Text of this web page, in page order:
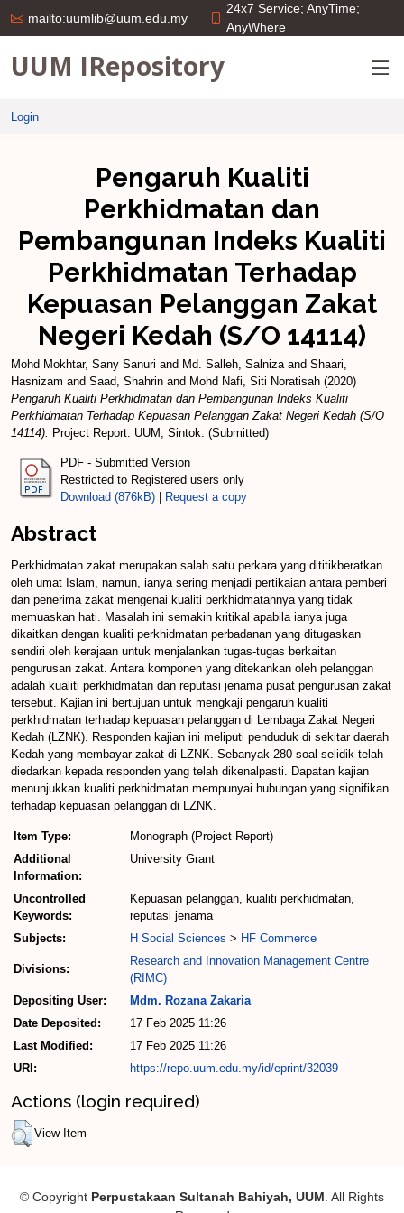
mailto:uumlib@uum.edu.my
24x7 Service; AnyTime;
AnyWhere
UUM IRepository
Login
Pengaruh Kualiti
Perkhidmatan dan
Pembangunan Indeks Kualiti
Perkhidmatan Terhadap
Kepuasan Pelanggan Zakat
Negeri Kedah (S/O 14114)
Mohd Mokhtar, Sany Sanuri and Md. Salleh, Salnizaand Shaari,
Hasnizam and Saad, Shahrin and Mohd Nafi, Siti Noratisah (2020)
Pengaruh Kualiti Perkhidmatan dan Pembangunan Indeks Kualiti
Perkhidmatan Terhadap Kepuasan Pelanggan Zakat Negeri Kedah (S/O
14114). Project Report. UUM, Sintok. (Submitted)
PDF - Submitted Version
Restricted to Registered users only
Download (876kB)
Request a copy
Abstract
Perkhidmatan zakat merupakan salah satu perkara yang dititikberatkan
oleh umat Islam, namun, ianya sering menjadi pertikaian antara pemberi
dan penerima zakat mengenai kualiti perkhidmatannya yang tidak
memuaskan hati. Masalah ini semakin kritikal apabila ianya juga
dikaitkan dengan kualiti perkhidmatan perbadanan yang ditugaskan
sendiri oleh kerajaan untuk menjalankan tugas-tugas berkaitan
pengurusan zakat. Antara komponen yang ditekankan oleh pelanggan
adalah kualiti perkhidmatan dan reputasi jenama pusat pengurusan zakat
tersebut. Kajian ini bertujuan untuk mengkaji pengaruh kualiti
perkhidmatan terhadap kepuasan pelanggan di Lembaga Zakat Negeri
Kedah (LZNK). Responden kajian ini meliputi penduduk di sekitar daerah
Kedah yang membayar zakat di LZNK. Sebanyak 280 soal selidik telah
diedarkan kepada responden yang telah dikenalpasti. Dapatan kajian
menunjukkan kualiti perkhidmatan mempunyai hubungan yang signifikan
terhadap kepuasan pelanggan di LZNK.
Item Type:
Monograph (Project Report)
Additional
Information:
University Grant
Uncontrolled
Keywords:
Kepuasan pelanggan, kualiti perkhidmatan,
reputasi jenama
Subjects:
H Social Sciences > HF Commerce
Divisions:
Research and Innovation Management Centre
(RIMC)
Depositing User:
Mdm. Rozana Zakaria
Date Deposited:
17 Feb 2025 11:26
Last Modified:
17 Feb 2025 11:26
URI:
https://repo.uum.edu.my/id/eprint/32039
Actions (login required)
View Item
© Copyright Perpustakaan Sultanah Bahiyah, UUM . All Rights